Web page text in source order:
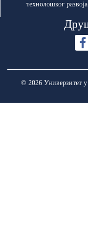
технолошког развоја
© 2026 Универзитет